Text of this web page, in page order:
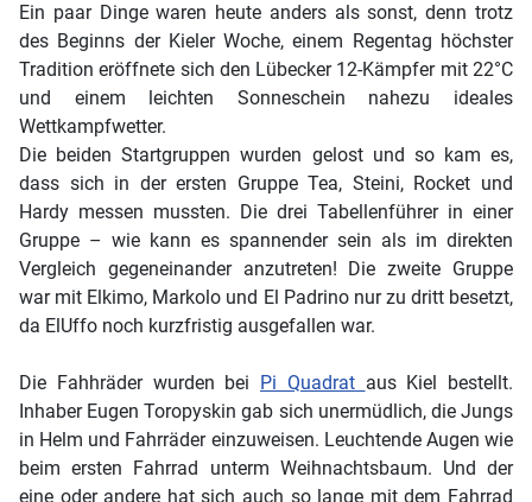
Ein paar Dinge waren heute anders als sonst, denn trotz
des Beginns der Kieler Woche, einem Regentag höchster
Tradition eröffnete sich den Lübecker 12-Kämpfer mit 22°C
und einem leichten Sonneschein nahezu ideales
Wettkampfwetter.
Die beiden Startgruppen wurden gelost und so kam es,
dass sich in der ersten Gruppe Tea, Steini, Rocket und
Hardy messen mussten. Die drei Tabellenführer in einer
Gruppe – wie kann es spannender sein als im direkten
Vergleich gegeneinander anzutreten! Die zweite Gruppe
war mit Elkimo, Markolo und El Padrino nur zu dritt besetzt,
da ElUffo noch kurzfristig ausgefallen war.
Die Fahhräder wurden bei Pi Quadrat aus Kiel bestellt.
Inhaber Eugen Toropyskin gab sich unermüdlich, die Jungs
in Helm und Fahrräder einzuweisen. Leuchtende Augen wie
beim ersten Fahrrad unterm Weihnachtsbaum. Und der
eine oder andere hat sich auch so lange mit dem Fahrrad